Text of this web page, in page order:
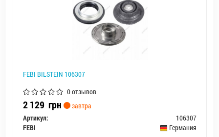
FEBI BILSTEIN 106307
0 отзывов
2 129 грн
завтра
Артикул:
106307
FEBI
Германия